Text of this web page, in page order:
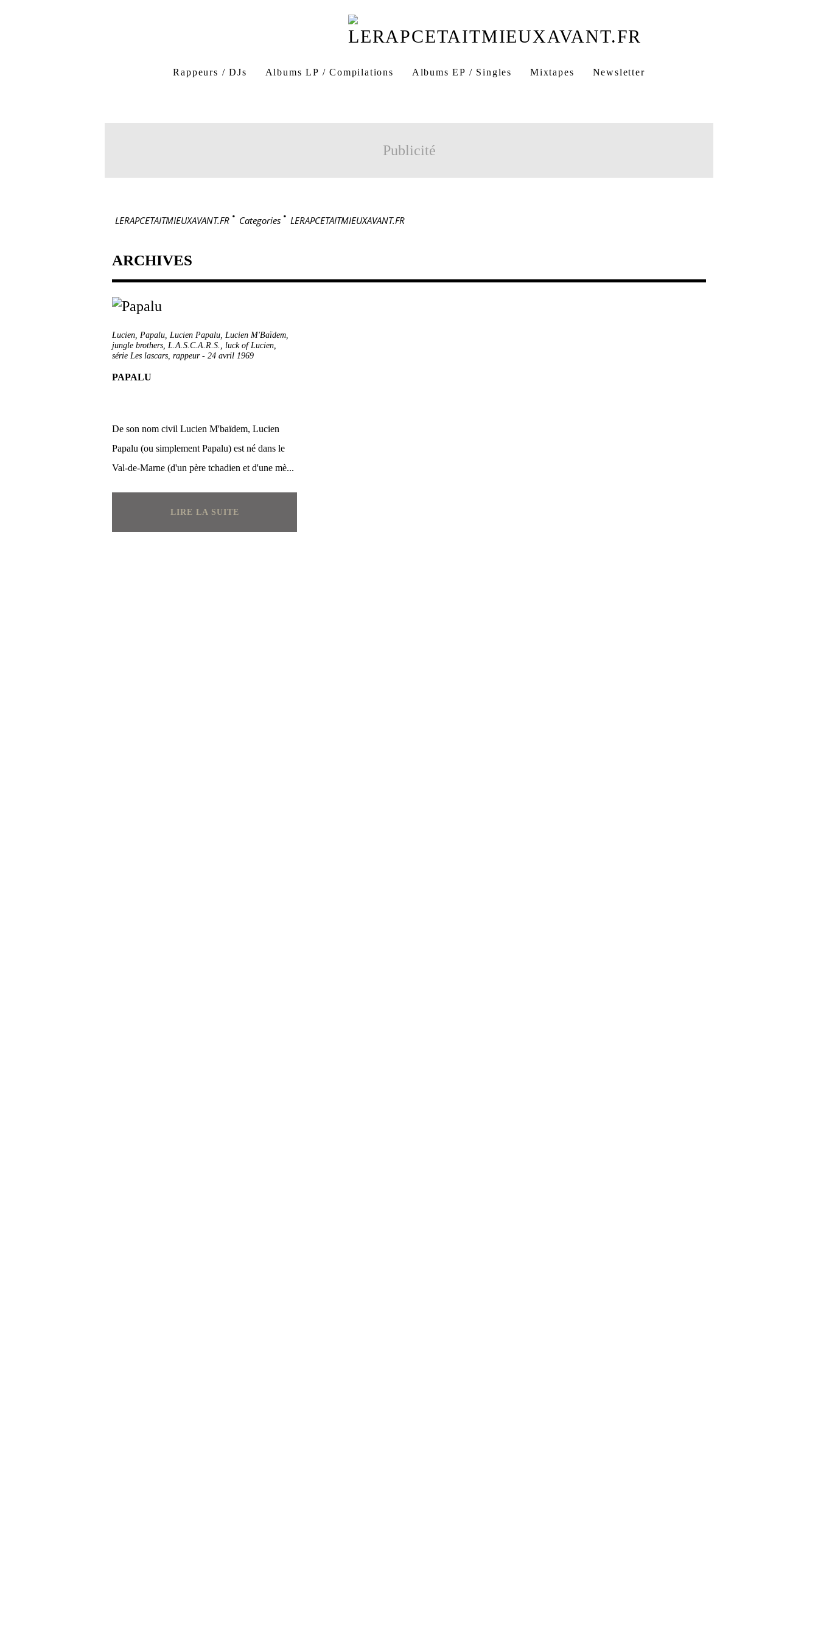
Rappeurs / DJs Albums LP / Compilations Albums EP / Singles Mixtapes Newsletter
Publicité
LERAPCETAITMIEUXAVANT.FR > Categories > LERAPCETAITMIEUXAVANT.FR
ARCHIVES
Lucien, Papalu, Lucien Papalu, Lucien M'Baïdem,
jungle brothers, L.A.S.C.A.R.S. , luck of Lucien,
série Les lascars, rappeur- 24 avril 1969
PAPALU
De son nom civil Lucien M'baïdem, Lucien
Papalu (ou simplement Papalu) est né dans le
Val-de-Marne (d'un père tchadien et d'une mè...
LIRE LA SUITE